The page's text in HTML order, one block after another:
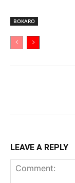
BOKARO
LEAVE A REPLY